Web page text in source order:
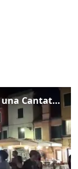
Venezia omaggia Guccini con una Cantata Anarchica in campo Santa Margherita